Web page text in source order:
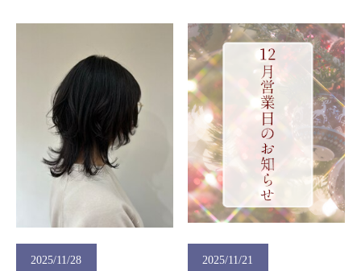
2025/11/28 2025/11/21